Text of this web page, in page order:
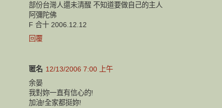
部份台灣人還未清醒 不知道要做自己的主人
阿彌陀佛
F 合十 2006.12.12
回覆
匿名 12/13/2006 7:00 上午
余晏
我對妳一直有信心的!
加油!全家都挺妳!